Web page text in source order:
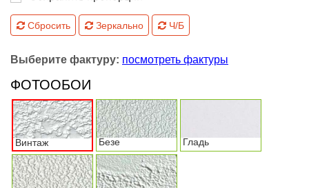
Сбросить Зеркально Ч/Б
Выберите фактуру: посмотреть фактуры
ФОТООБОИ
Винтаж Безе Гладь